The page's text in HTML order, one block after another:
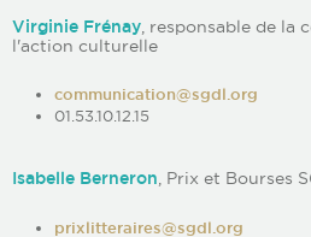
Virginie Frénay , responsable de
l'action culturelle
communication@sgdl.org
01.53.10.12.15
Isabelle Berneron , Prix et Bourses
prixlitteraires@sgdl.org